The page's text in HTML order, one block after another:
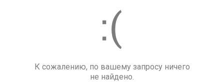
К сожалению, по вашему запросу ничего
не найдено.